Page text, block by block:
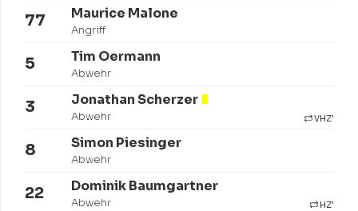
77 Maurice Malone
Angriff
5 Tim Oermann
Abwehr
3 Jonathan Scherzer
Abwehr VHZ'
8 Simon Piesinger
Abwehr
22 Dominik Baumgartner
Abwehr HZ'